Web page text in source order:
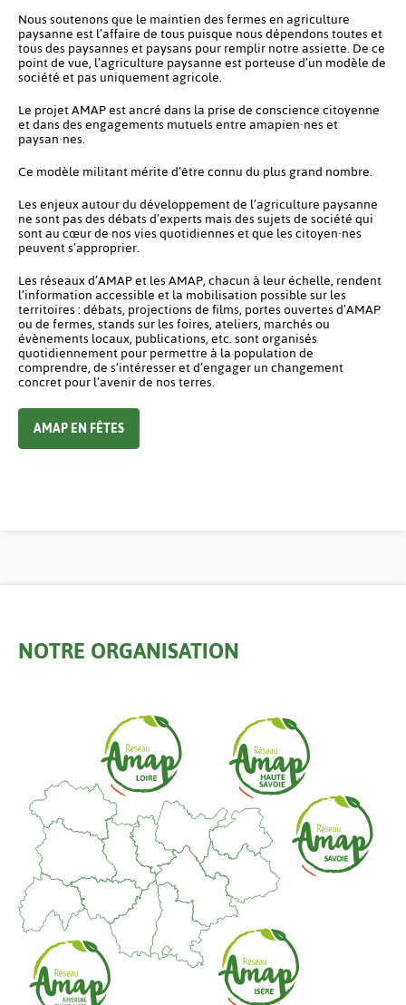
Nous soutenons que le maintien des fermes en agriculture
paysanne est l’affaire de tous puisque nous dépendons toutes et
tous des paysannes et paysans pour remplir notre assiette. De ce
point de vue, l’agriculture paysanne est porteuse d’un modèle de
société et pas uniquement agricole.
Le projet AMAP est ancré dans la prise de conscience citoyenne
et dans des engagements mutuels entre amapien·nes et
paysan·nes.
Ce modèle militant mérite d’être connu du plus grand nombre.
Les enjeux autour du développement de l’agriculture paysanne
ne sont pas des débats d’experts mais des sujets de société qui
sont au cœur de nos vies quotidiennes et que les citoyen·nes
peuvent s’approprier.
Les réseaux d’AMAP et les AMAP, chacun à leur échelle, rendent
l’information accessible et la mobilisation possible sur les
territoires : débats, projections de films, portes ouvertes d’AMAP
ou de fermes, stands sur les foires, ateliers, marchés ou
évènements locaux, publications, etc. sont organisés
quotidiennement pour permettre à la population de
comprendre, de s’intéresser et d’engager un changement
concret pour l’avenir de nos terres.
AMAP EN FÊTES
NOTRE ORGANISATION